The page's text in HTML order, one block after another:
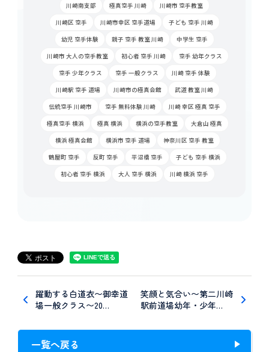
川崎南支部
極真空手 川崎
川崎市 空手教室
川崎区 空手
川崎市幸区 空手道場
子ども 空手 川崎
幼児 空手体験
親子 空手 教室 川崎
中学生 空手
川崎市 大人の空手教室
初心者 空手 川崎
空手 幼年クラス
空手 少年クラス
空手 一般クラス
川崎 空手 体験
川崎駅 空手 道場
川崎市の極真会館
武道 教室 川崎
伝統空手 川崎市
空手 無料体験 川崎
川崎 幸区 極真 空手
極真空手 横浜
極真 横浜 横浜の空手教室
大倉山 極真
横浜 極真会館
横浜市 空手 道場
神奈川区 空手 教室
鶴屋町 空手
反町 空手 平沼橋 空手
子ども 空手 横浜
初心者 空手 横浜
大人 空手 横浜 川崎 横浜 空手
躍動する白道衣〜御幸道
場一般クラス〜20…
笑顔と気合い〜第二川崎
駅前道場幼年・少年…
一覧へ戻る